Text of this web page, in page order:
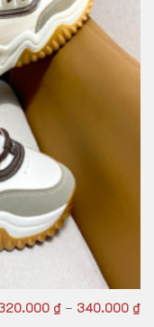
₫ – 340.000 ₫